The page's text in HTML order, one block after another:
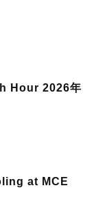
Hour 2026年
at MCE